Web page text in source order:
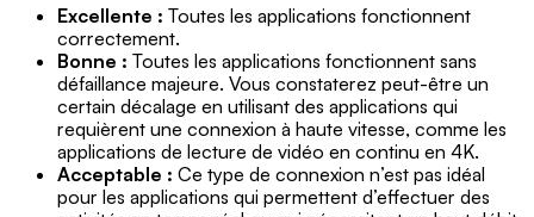
Excellente : Toutes les applications fonctionnent
correctement.
Bonne : Toutes les applications fonctionnent sans
défaillance majeure. Vous constaterez peut-être un
certain décalage en utilisant des applications qui
requièrent une connexion à haute vitesse, comme les
applications de lecture de vidéo en continu en 4K.
Acceptable : Ce type de connexion n’est pas idéal
pour les applications qui permettent d’effectuer des